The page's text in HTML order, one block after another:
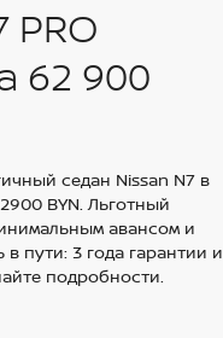
PRO
62 900
седан Nissan N7 в
BYN. Льготный
авансом и
пути: 3 года гарантии и
подробности.